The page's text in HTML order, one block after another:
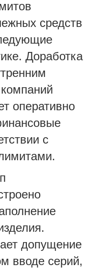
средств
Доработка
оперативно
с
допущение
вводе серий,